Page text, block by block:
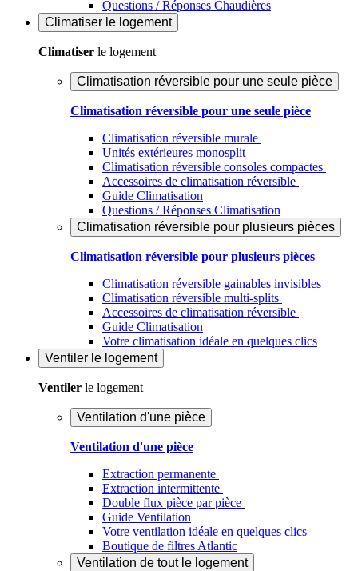
Questions / Réponses Chaudières
Climatiser le logement
Climatiser le logement
Climatisation réversible pour une seule pièce
Climatisation réversible pour une seule pièce
Climatisation réversible murale
Unités extérieures monosplit
Climatisation réversible consoles compactes
Accessoires de climatisation réversible
Guide Climatisation
Questions / Réponses Climatisation
Climatisation réversible pour plusieurs pièces
Climatisation réversible pour plusieurs pièces
Climatisation réversible gainables invisibles
Climatisation réversible multi-splits
Accessoires de climatisation réversible
Guide Climatisation
Votre climatisation idéale en quelques clics
Ventiler le logement
Ventiler le logement
Ventilation d'une pièce
Ventilation d'une pièce
Extraction permanente
Extraction intermittente
Double flux pièce par pièce
Guide Ventilation
Votre ventilation idéale en quelques clics
Boutique de filtres Atlantic
Ventilation de tout le logement